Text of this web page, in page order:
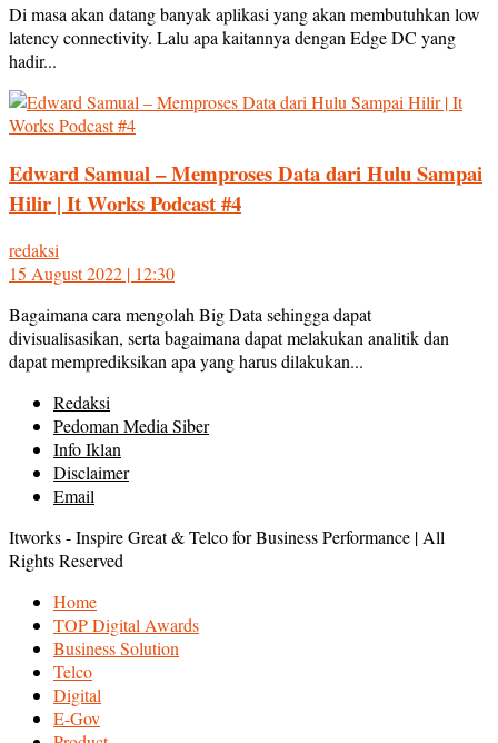
Di masa akan datang banyak aplikasi yang akan membutuhkan low
latency connectivity. Lalu apa kaitannya dengan Edge DC yang
hadir...
Edward Samual – Memproses Data dari Hulu Sampai
Hilir | It Works Podcast #4
redaksi
15 August 2022 | 12:30
Bagaimana cara mengolah Big Data sehingga dapat
divisualisasikan, serta bagaimana dapat melakukan analitik dan
dapat memprediksikan apa yang harus dilakukan...
Redaksi
Pedoman Media Siber
Info Iklan
Disclaimer
Email
Itworks - Inspire Great & Telco for Business Performance | All
Rights Reserved
Home
TOP Digital Awards
Business Solution
Telco
Digital
E-Gov